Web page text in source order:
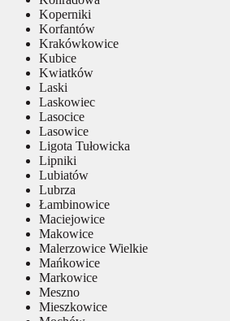
Koperniki
Korfantów
Krakówkowice
Kubice
Kwiatków
Laski
Laskowiec
Lasocice
Lasowice
Ligota Tułowicka
Lipniki
Lubiatów
Lubrza
Łambinowice
Maciejowice
Makowice
Malerzowice Wielkie
Mańkowice
Markowice
Meszno
Mieszkowice